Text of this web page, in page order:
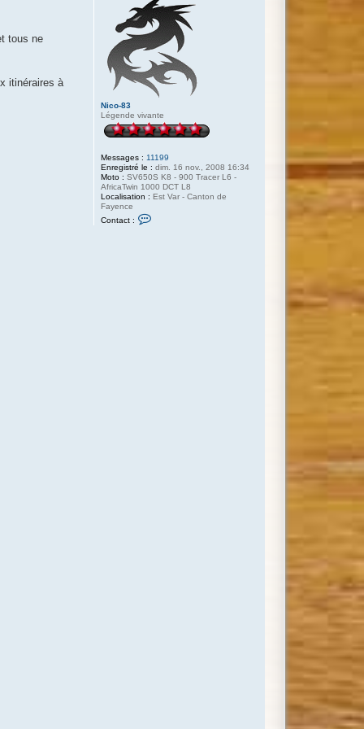
Nico-83
Légende vivante
Messages : 11199
Enregistré le : dim. 16 nov., 2008 16:34
Moto : SV650S K8 - 900 Tracer L6 -
AfricaTwin 1000 DCT L8
Localisation : Est Var - Canton de
Fayence
Contact :
tous ne
itinéraires à